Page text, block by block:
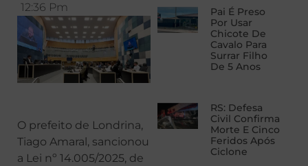
12:36 Pm
O prefeito de Londrina,
Tiago Amaral, sancionou
a Lei nº 14.005/2025, de
Pai É Preso
Por Usar
Chicote De
Cavalo Para
Surrar Filho
De 5 Anos
RS: Defesa
Civil Confirma
Morte E Cinco
Feridos Após
Ciclone